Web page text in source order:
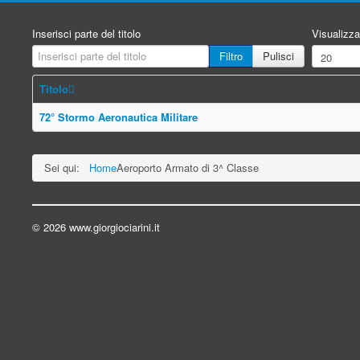
Inserisci parte del titolo
Filtro
Pulisci
Titolo
72° Stormo Aeronautica Militare
Sei qui: HomeAeroporto Armato di 3^ Classe
© 2026 www.giorgiociarini.it